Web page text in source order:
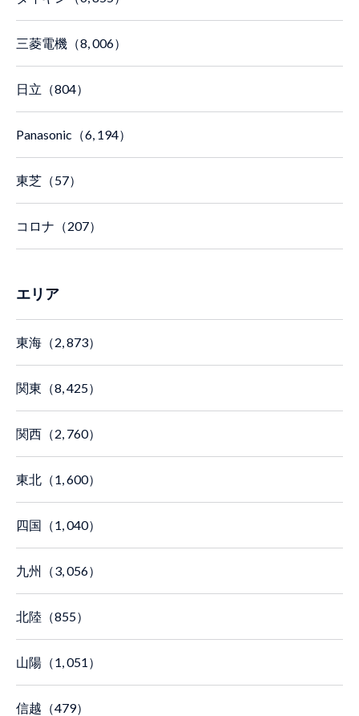
三菱電機（8, 006）
日立（804）
Panasonic（6, 194）
東芝（57）
コロナ（207）
エリア
東海（2, 873）
関東（8, 425）
関西（2, 760）
東北（1, 600）
四国（1, 040）
九州（3, 056）
北陸（855）
山陽（1, 051）
信越（479）